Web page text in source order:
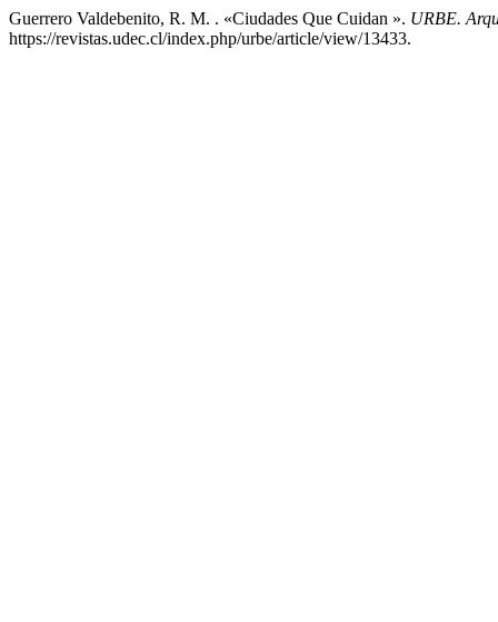
Guerrero Valdebenito, R. M. . «Ciudades Que Cuidan ». URBE.
https://revistas.udec.cl/index.php/urbe/article/view/13433.